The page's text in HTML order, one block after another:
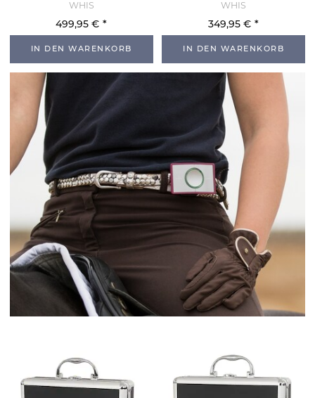
Competition Pro
Set
WHIS
499,95 €
IN DEN WARENKORB
Competition
Complete - Blau
WHIS
349,95 €
IN DEN WARENKORB